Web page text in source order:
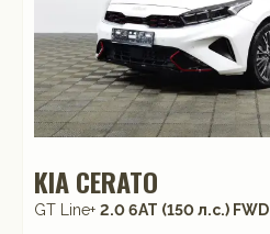
KIA CERATO
GT Line+ 2.0 6AT (150 л.с.) FWD